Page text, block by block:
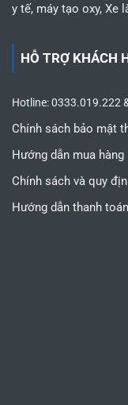
y tế, máy tạo oxy, Xe
HỖ TRỢ KHÁCH
Hotline: 0333.019.222
Chính sách bảo mật
Hướng dẫn mua hàng
Chính sách và quy
Hướng dẫn thanh toán